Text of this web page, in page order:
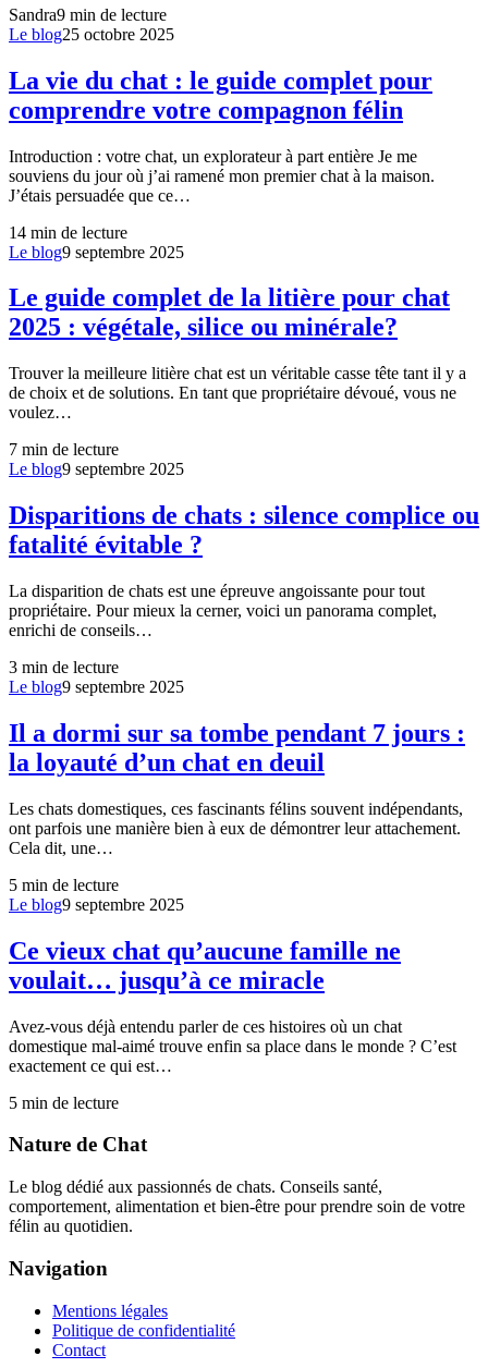
Sandra9 min de lecture
Le blog25 octobre 2025
La vie du chat : le guide complet pour
comprendre votre compagnon félin
Introduction : votre chat, un explorateur à part entière Je me
souviens du jour où j’ai ramené mon premier chat à la maison.
J’étais persuadée que ce…
14 min de lecture
Le blog9 septembre 2025
Le guide complet de la litière pour chat
2025 : végétale, silice ou minérale?
Trouver la meilleure litière chat est un véritable casse tête tant il y a
de choix et de solutions. En tant que propriétaire dévoué, vous ne
voulez…
7 min de lecture
Le blog9 septembre 2025
Disparitions de chats : silence complice ou
fatalité évitable ?
La disparition de chats est une épreuve angoissante pour tout
propriétaire. Pour mieux la cerner, voici un panorama complet,
enrichi de conseils…
3 min de lecture
Le blog9 septembre 2025
Il a dormi sur sa tombe pendant 7 jours :
la loyauté d’un chat en deuil
Les chats domestiques, ces fascinants félins souvent indépendants,
ont parfois une manière bien à eux de démontrer leur attachement.
Cela dit, une…
5 min de lecture
Le blog9 septembre 2025
Ce vieux chat qu’aucune famille ne
voulait… jusqu’à ce miracle
Avez-vous déjà entendu parler de ces histoires où un chat
domestique mal-aimé trouve enfin sa place dans le monde ? C’est
exactement ce qui est…
5 min de lecture
Nature de Chat
Le blog dédié aux passionnés de chats. Conseils santé,
comportement, alimentation et bien-être pour prendre soin de votre
félin au quotidien.
Navigation
Mentions légales
Politique de confidentialité
Contact